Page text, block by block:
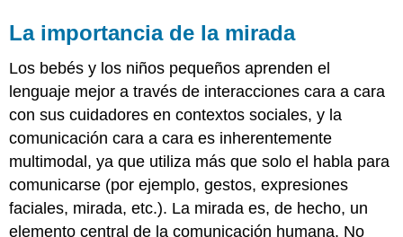
La importancia de la mirada
Los bebés y los niños pequeños aprenden el
lenguaje mejor a través de interacciones cara a cara
con sus cuidadores en contextos sociales, y la
comunicación cara a cara es inherentemente
multimodal, ya que utiliza más que solo el habla para
comunicarse (por ejemplo, gestos, expresiones
faciales, mirada, etc.). La mirada es, de hecho, un
elemento central de la comunicación humana. No